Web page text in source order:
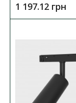
1 197.12 грн